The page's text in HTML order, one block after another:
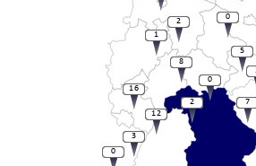
7
16
5
0
0
2
1
8
0
12
3
2